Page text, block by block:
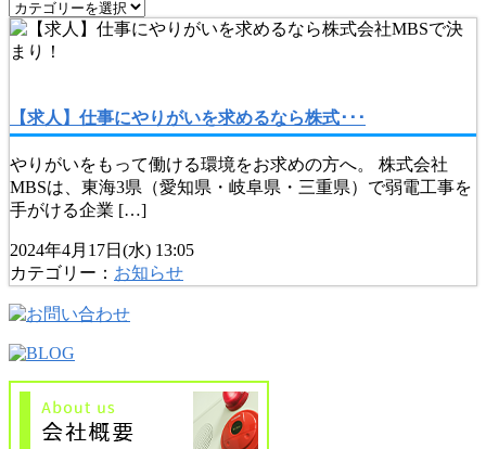
【求人】仕事にやりがいを求めるなら株式･･･
やりがいをもって働ける環境をお求めの方へ。 株式会社
MBSは、東海3県（愛知県・岐阜県・三重県）で弱電工事を
手がける企業 […]
2024年4月17日(水) 13:05
カテゴリー： お知らせ